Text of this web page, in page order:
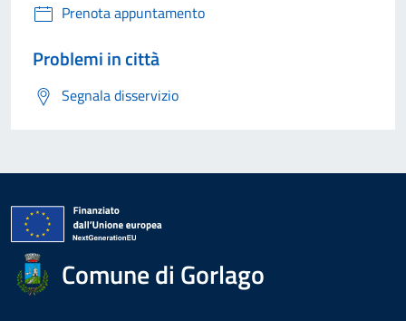
Prenota appuntamento
Problemi in città
Segnala disservizio
Comune di Gorlago